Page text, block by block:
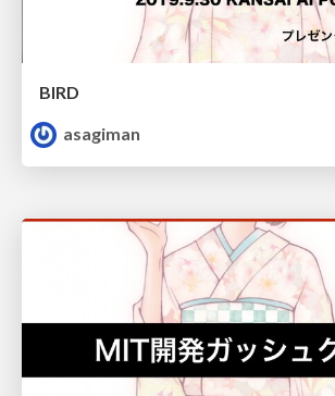
BIRD
asagiman